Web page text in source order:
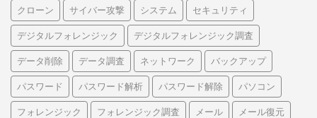
クローン サイバー攻撃 システム セキュリティ
デジタルフォレンジック デジタルフォレンジック調査
データ削除 データ調査 ネットワーク バックアップ
パスワード パスワード解析 パスワード解除 パソコン
フォレンジック フォレンジック調査 メール メール復元